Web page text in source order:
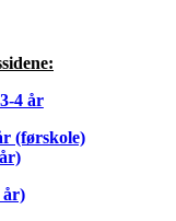
4 år
(førskole)
år)